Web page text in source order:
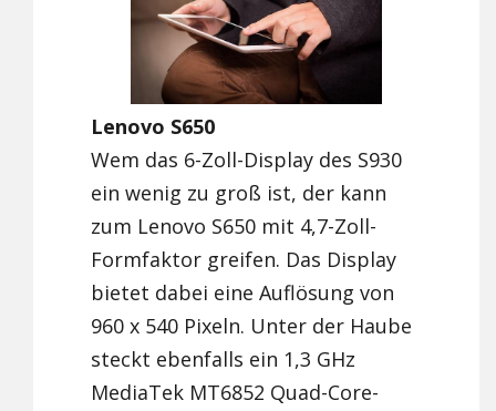
Lenovo S650
Wem das 6-Zoll-Display des S930
ein wenig zu groß ist, der kann
zum Lenovo S650 mit 4,7-Zoll-
Formfaktor greifen. Das Display
bietet dabei eine Auflösung von
960 x 540 Pixeln. Unter der Haube
steckt ebenfalls ein 1,3 GHz
MediaTek MT6852 Quad-Core-